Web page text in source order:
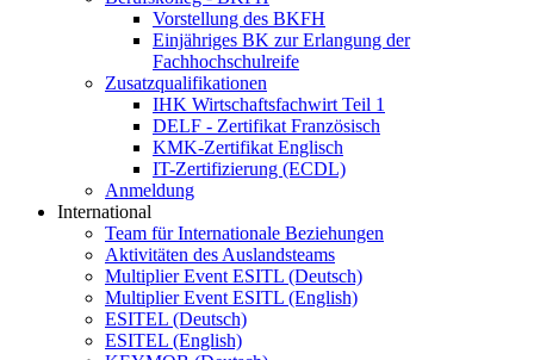
Vorstellung des BKFH
Einjähriges BK zur Erlangung der
Fachhochschulreife
Zusatzqualifikationen
IHK Wirtschaftsfachwirt Teil 1
DELF - Zertifikat Französisch
KMK-Zertifikat Englisch
IT-Zertifizierung (ECDL)
Anmeldung
International
Team für Internationale Beziehungen
Aktivitäten des Auslandsteams
Multiplier Event ESITL (Deutsch)
Multiplier Event ESITL (English)
ESITEL (Deutsch)
ESITEL (English)